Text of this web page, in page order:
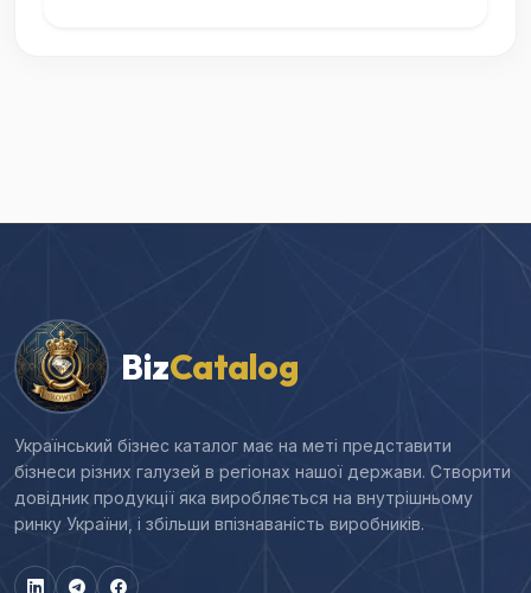
BizCatalog
Український бізнес каталог має на меті представити
бізнеси різних галузей в регіонах нашої держави. Створити
довідник продукції яка виробляється на внутрішньому
ринку України, і збільши впізнаваність виробників.